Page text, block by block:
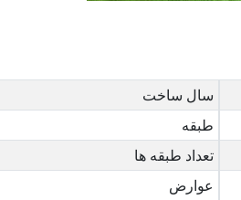
سال ساخت
طبقه
تعداد طبقه ها
عوارض